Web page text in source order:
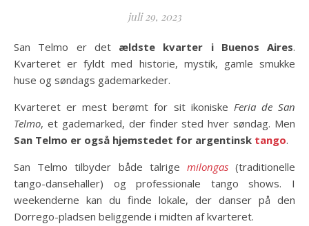
juli 29, 2023
San Telmo er detældste kvarter i Buenos Aires.
Kvarteret er fyldt med historie, mystik, gamle smukke
huse og søndags gademarkeder.
Kvarteret er mest berømt for sit ikoniske Feria de San
Telmo, et gademarked, der finder sted hver søndag. Men
San Telmo er også hjemstedet for argentinsk tango.
San Telmo tilbyder både talrige milongas(traditionelle
tango-dansehaller) og professionale tango shows. I
weekenderne kan du finde lokale, der danser på den
Dorrego-pladsen beliggende i midten af kvarteret.